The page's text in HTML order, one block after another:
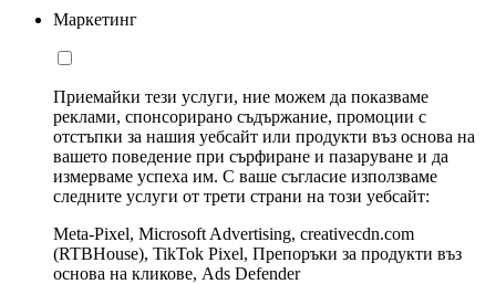
Маркетинг
Приемайки тези услуги, ние можем да показваме
реклами, спонсорирано съдържание, промоции с
отстъпки за нашия уебсайт или продукти въз основа на
вашето поведение при сърфиране и пазаруване и да
измерваме успеха им. С ваше съгласие използваме
следните услуги от трети страни на този уебсайт:
Meta-Pixel, Microsoft Advertising, creativecdn.com
(RTBHouse), TikTok Pixel, Препоръки за продукти въз
основа на кликове, Ads Defender